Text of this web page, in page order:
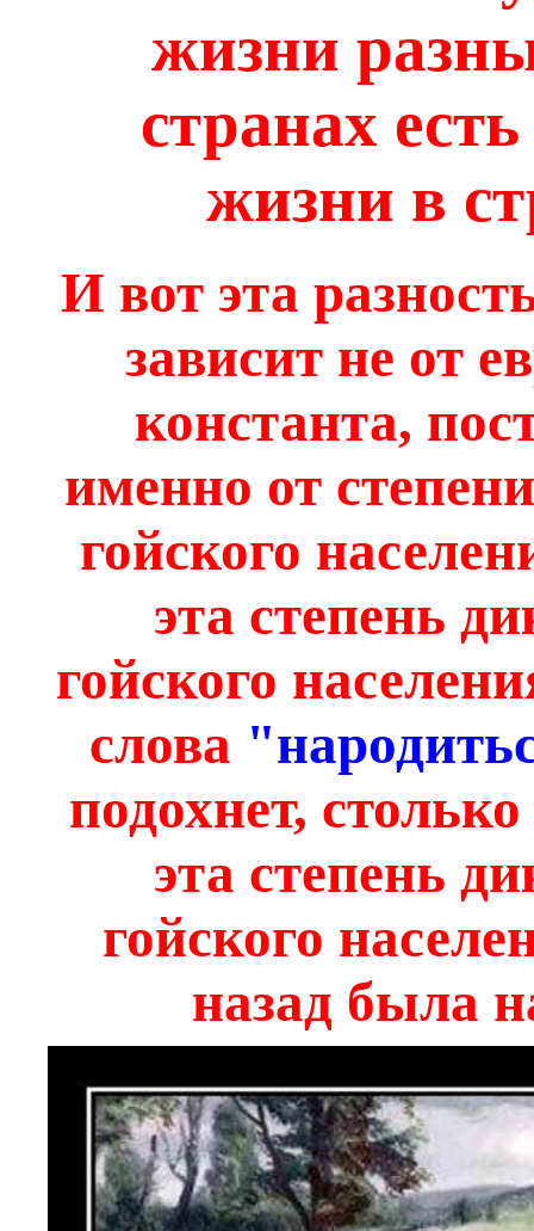
жизни
странах
жизни в
И вот эта
зависит не от
константа,
именно от
гойского
эта степень
гойского
слова
подохнет,
эта степень
гойского
назад была